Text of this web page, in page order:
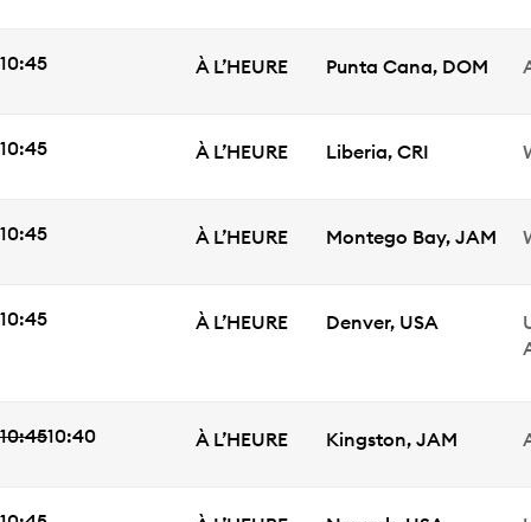
HEURE DE DÉPART
10:45 ÉTAT
À L’HEURE Ville
Punta Cana, DOM
HEURE DE DÉPART
10:45 ÉTAT
À L’HEURE Ville
Liberia,CRI
HEURE DE DÉPART
10:45 ÉTAT
À L’HEURE Ville
Montego Bay,JAM
HEURE DE DÉPART
10:45 ÉTAT
À L’HEURE Ville
Denver, USA
Heure de départ
10:4510:40 ÉTAT
À L’HEURE Ville
Kingston,JAM